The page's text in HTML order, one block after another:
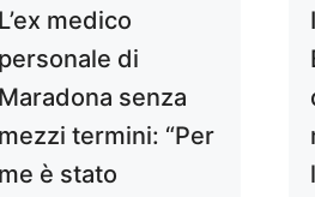
L’ex medico
personale di
Maradona senza
mezzi termini: “Per
me è stato